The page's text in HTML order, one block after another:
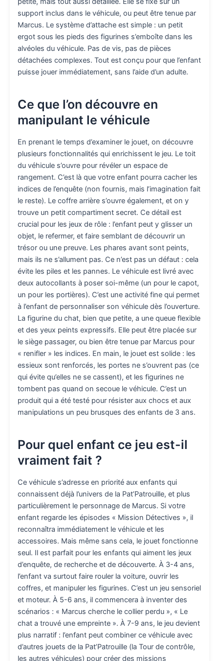
support inclus dans le véhicule, ou peut être tenue par
Marcus. Le système d’attache est simple : un petit
ergot sous les pieds des figurines s’emboîte dans les
alvéoles du véhicule. Pas de vis, pas de pièces
détachées complexes. Tout est conçu pour que l’enfant
puisse jouer immédiatement, sans l’aide d’un adulte.
Ce que l’on découvre en
manipulant le véhicule
En prenant le temps d’examiner le jouet, on découvre
plusieurs fonctionnalités qui enrichissent le jeu. Le toit
du véhicule s’ouvre pour révéler un espace de
rangement. C’est là que votre enfant pourra cacher les
indices de l’enquête (non fournis, mais l’imagination fait
le reste). Le coffre arrière s’ouvre également, et on y
trouve un petit compartiment secret. Ce détail est
crucial pour les jeux de rôle : l’enfant peut y glisser un
objet, le refermer, et faire semblant de découvrir un
trésor ou une preuve. Les phares avant sont peints,
mais ils ne s’allument pas. Ce n’est pas un défaut : cela
évite les piles et les pannes. Le véhicule est livré avec
deux autocollants à poser soi-même (un pour le capot,
un pour les portières). C’est une activité fine qui permet
à l’enfant de personnaliser son véhicule dès l’ouverture.
La figurine du chat, bien que petite, a une queue flexible
et des yeux peints expressifs. Elle peut être placée sur
le siège passager, ou bien être tenue par Marcus pour
« renifler » les indices. En main, le jouet est solide : les
essieux sont renforcés, les portes ne s’ouvrent pas (ce
qui évite qu’elles ne se cassent), et les figurines ne
tombent pas quand on secoue le véhicule. C’est un
produit qui a été testé pour résister aux chocs et aux
manipulations un peu brusques des enfants de 3 ans.
Pour quel enfant ce jeu est-il
vraiment fait ?
Ce véhicule s’adresse en priorité aux enfants qui
connaissent déjà l’univers de la Pat’Patrouille, et plus
particulièrement le personnage de Marcus. Si votre
enfant regarde les épisodes « Mission Détectives », il
reconnaîtra immédiatement le véhicule et les
accessoires. Mais même sans cela, le jouet fonctionne
seul. Il est parfait pour les enfants qui aiment les jeux
d’enquête, de recherche et de découverte. À 3-4 ans,
l’enfant va surtout faire rouler la voiture, ouvrir les
coffres, et manipuler les figurines. C’est un jeu sensoriel
et moteur. À 5-6 ans, il commencera à inventer des
scénarios : « Marcus cherche le collier perdu », « Le
chat a trouvé une empreinte ». À 7-9 ans, le jeu devient
plus narratif : l’enfant peut combiner ce véhicule avec
d’autres jouets de la Pat’Patrouille (la Tour de contrôle,
les autres véhicules) pour créer des missions